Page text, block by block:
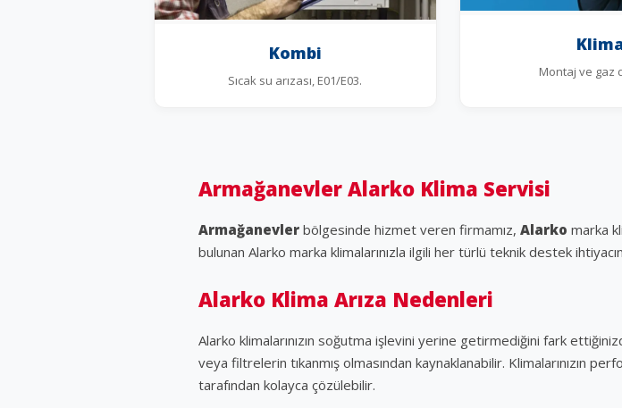
Kombi
Sıcak su arızası, E01/E03.
Montaj ve gaz
Armağanevler Alarko Klima Servisi
Armağanevler bölgesinde hizmet veren firmamız, Alarko marka
bulunan Alarko marka klimalarınızla ilgili her türlü teknik destek
Alarko Klima Arıza Nedenleri
Alarko klimalarınızın soğutma işlevini yerine getirmediğini fark
veya filtrelerin tıkanmış olmasından kaynaklanabilir. Klimalarınızın
tarafından kolayca çözülebilir.